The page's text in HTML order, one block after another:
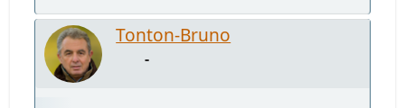
Tonton-Bruno
-